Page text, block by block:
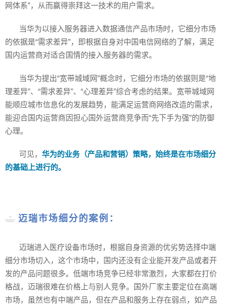
网体系”，从而赢得崇拜这一技术的用户需求。
当华为以接入服务器进入数据通信产品市场时，它细分市场
的依据是“需求差异”，即根据自身对中国电信网络的了解，满足
国内运营商对适合国情的接入服务器的需求。
当华为提出“宽带城域网”概念时，它细分市场的依据则是“地
理差异”、“需求差异”、“心理差异”综合考虑的结果。宽带城域网
能顺应城市信息化的发展趋势，能满足运营商网络改造的需求，
能迎合国内运营商因担心国外运营商竞争而“先下手为强”的防御
心理。
可见， 华为的业务（产品和营销）策略，始终是在市场细分
的基础上进行的。
迈瑞市场细分的案例：
迈瑞进入医疗设备市场时，根据自身资源的优劣势选择中端
细分市场切入，这个市场中，国内还没有企业能开发产品或者开
发的产品问题很多。低端市场竞争已经非常激烈，大家都在打价
格战，迈瑞很难在价格上与别人竞争。国外厂家主要定位在高端
市场，虽然也有中端产品，但在产品和服务上存在弱点，如产品